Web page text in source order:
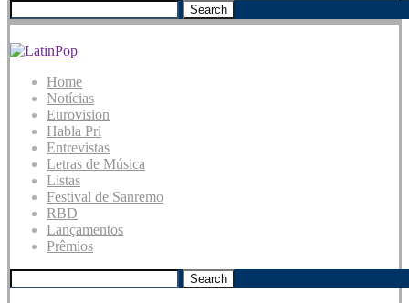
Search
Home
Notícias
Eurovision
Habla Pri
Entrevistas
Letras de Música
Listas
Festival de Sanremo
RBD
Lançamentos
Prêmios
Search